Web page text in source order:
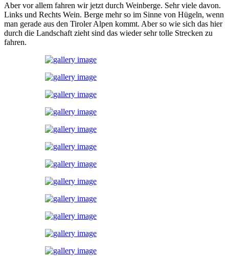
Aber vor allem fahren wir jetzt durch Weinberge. Sehr viele davon.
Links und Rechts Wein. Berge mehr so im Sinne von Hügeln, wenn
man gerade aus den Tiroler Alpen kommt. Aber so wie sich das hier
durch die Landschaft zieht sind das wieder sehr tolle Strecken zu
fahren.